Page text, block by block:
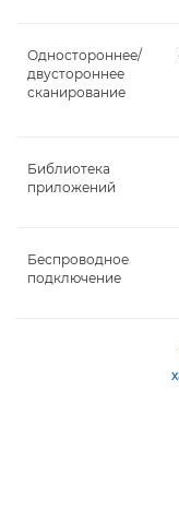
Одностороннее/
двустороннее
сканирование
Библиотека
приложений
Беспроводное
подключение